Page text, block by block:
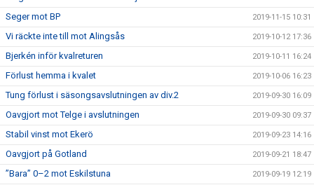
Seger mot BP 2019-11-15 10:31
Vi räckte inte till mot Alingsås 2019-10-12 17:36
Bjerkén inför kvalreturen 2019-10-11 16:24
Förlust hemma i kvalet 2019-10-06 16:23
Tung förlust i säsongsavslutningen av div.2 2019-09-30 16:09
Oavgjort mot Telge i avslutningen 2019-09-30 09:37
Stabil vinst mot Ekerö 2019-09-23 14:16
Oavgjort på Gotland 2019-09-21 18:47
”Bara” 0–2 mot Eskilstuna 2019-09-19 12:19